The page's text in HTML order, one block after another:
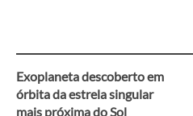
Navegação
Exoplaneta descoberto em
órbita da estrela singular
mais próxima do Sol